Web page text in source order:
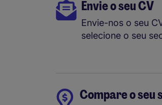
Envie o seu CV
Envie-nos o seu
selecione o seu
Compare o seu